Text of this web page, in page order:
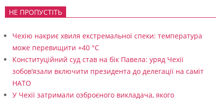
НЕ ПРОПУСТІТЬ
Чехію накриє хвиля екстремальної спеки: температура
може перевищити +40 °C
Конституційний суд став на бік Павела: уряд Чехії
зобов’язали включити президента до делегації на саміт
НАТО
У Чехії затримали озброєного викладача, якого